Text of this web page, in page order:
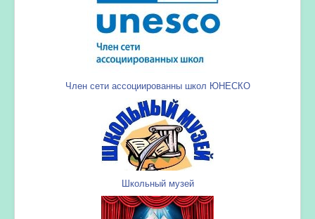
Член сети ассоциированны школ ЮНЕСКО
Школьный музей